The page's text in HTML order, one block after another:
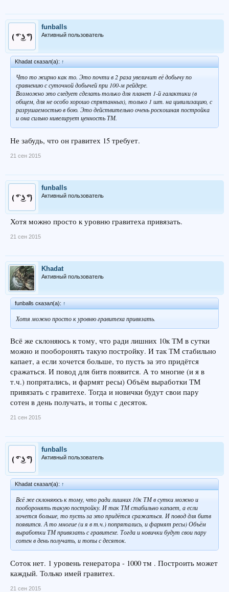
funballs
Активный пользователь
Khadat сказал(а): ↑
Что то жирно как то. Это почти в 2 раза увеличит её добычу по
сравнению с суточной добычей при 100-м рейдере.
Возможно это следует сделать только для планет 1-й галактики (в
общем, для не особо хорошо спрятанных), только 1 шт. на цивилизацию, с
разрушаемостью в бою. Это действительно очень роскошная постройка
и она сильно нивелирует ценность ТМ.
Не забудь, что он гравитех 15 требует.
21 сен 2015
funballs
Активный пользователь
Хотя можно просто к уровню гравитеха привязать.
21 сен 2015
Khadat
Активный пользователь
funballs сказал(а): ↑
Хотя можно просто к уровню гравитеха привязать.
Всё же склоняюсь к тому, что ради лишних 10к ТМ в сутки
можно и пооборонять такую постройку. И так ТМ стабильно
капает, а если хочется больше, то пусть за это придётся
сражаться. И повод для битв появится. А то многие (и я в
т.ч.) попрятались, и фармят ресы) Объём выработки ТМ
привязать с гравитехе. Тогда и новички будут свои пару
сотен в день получать, и топы с десяток.
21 сен 2015
funballs
Активный пользователь
Khadat сказал(а): ↑
Всё же склоняюсь к тому, что ради лишних 10к ТМ в сутки можно и
пооборонять такую постройку. И так ТМ стабильно капает, а если
хочется больше, то пусть за это придётся сражаться. И повод для битв
появится. А то многие (и я в т.ч.) попрятались, и фармят ресы) Объём
выработки ТМ привязать с гравитехе. Тогда и новички будут свои пару
сотен в день получать, и топы с десяток.
Соток нет. 1 уровень генератора - 1000 тм . Построить может
каждый. Только имей гравитех.
21 сен 2015